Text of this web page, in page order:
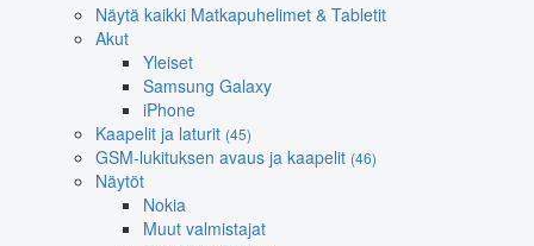
Näytä kaikki Matkapuhelimet & Tabletit
Akut
Yleiset
Samsung Galaxy
iPhone
Kaapelit ja laturit (45)
GSM-lukituksen avaus ja kaapelit (46)
Näytöt
Nokia
Muut valmistajat